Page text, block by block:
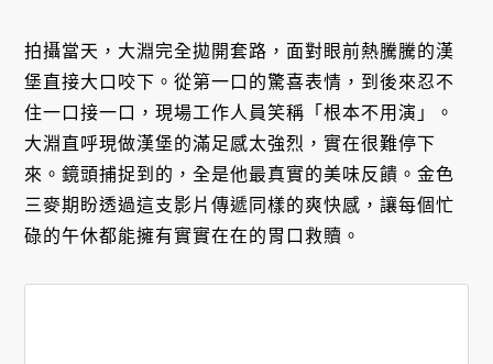
拍攝當天，大淵完全拋開套路，面對眼前熱騰騰的漢
堡直接大口咬下。從第一口的驚喜表情，到後來忍不
住一口接一口，現場工作人員笑稱「根本不用演」。
大淵直呼現做漢堡的滿足感太強烈，實在很難停下
來。鏡頭捕捉到的，全是他最真實的美味反饋。金色
三麥期盼透過這支影片傳遞同樣的爽快感，讓每個忙
碌的午休都能擁有實實在在的胃口救贖。